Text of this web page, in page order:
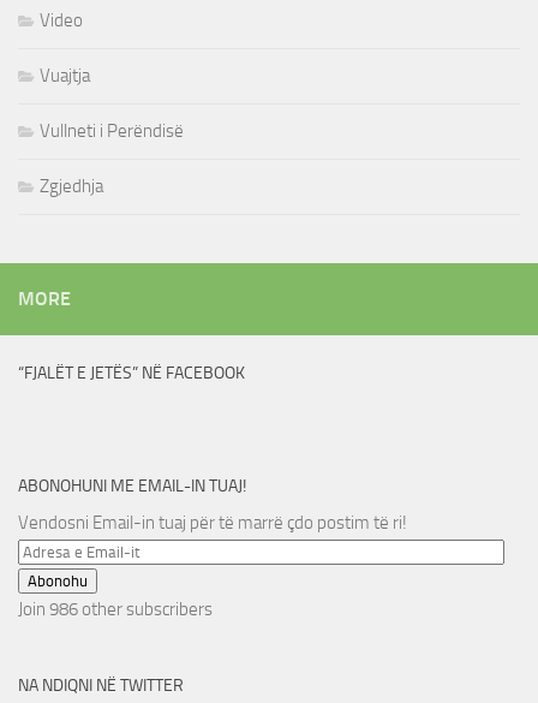
Video
Vuajtja
Vullneti i Perëndisë
Zgjedhja
MORE
“FJALËT E JETËS” NË FACEBOOK
ABONOHUNI ME EMAIL-IN TUAJ!
Vendosni Email-in tuaj për të marrë çdo postim të ri!
Adresa
e
Email-
Abonohu
Join 986 other subscribers
NA NDIQNI NË TWITTER